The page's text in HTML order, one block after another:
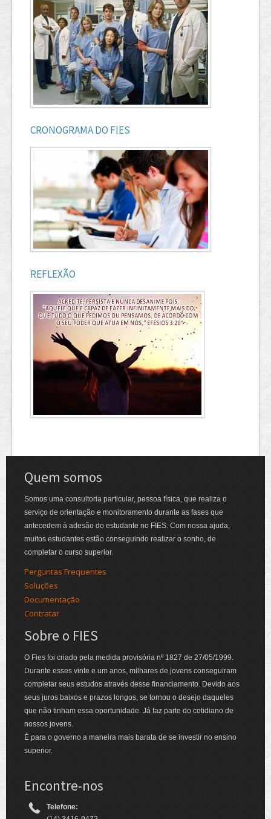
CRONOGRAMA DO FIES
REFLEXÃO
Quem somos
Somos uma consultoria particular, pessoa física, que realiza o
serviço de orientação e monitoramento durante as fases que
antecedem à adesão do estudante no FIES. Com nossa ajuda,
muitos estudantes estão conseguindo realizar o sonho, de
completar o curso superior.
Perguntas Frequentes
Soluções
Documentação
Contratar
Sobre o FIES
O Fies foi criado pela medida provisória nº 1827 de 27/05/1999.
Durante esses vinte e um anos, milhares de jovens conseguiram
completar seus estudos através desse financiamento. Devido aos
seus juros baixos e prazos longos, se tornou o desejo daqueles
que não tinham essa oportunidade. Já faz parte do cotidiano de
nossos jovens.
É para o governo a maneira mais barata de se investir no ensino
superior.
Encontre-nos
Telefone: